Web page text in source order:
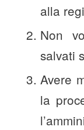
alla
Non
salvati
Avere
la